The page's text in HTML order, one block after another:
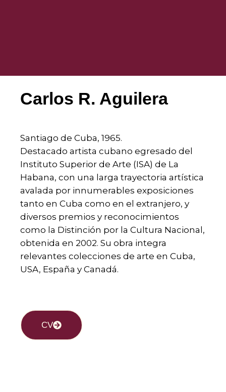
Carlos R. Aguilera
Santiago de Cuba, 1965.
Destacado artista cubano egresado del
Instituto Superior de Arte (ISA) de La
Habana, con una larga trayectoria artística
avalada por innumerables exposiciones
tanto en Cuba como en el extranjero, y
diversos premios y reconocimientos
como la Distinción por la Cultura Nacional,
obtenida en 2002. Su obra integra
relevantes colecciones de arte en Cuba,
USA, España y Canadá.
CV